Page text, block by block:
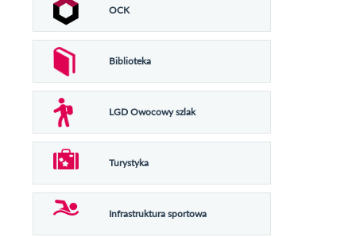
OCK
Biblioteka
LGD Owocowy szlak
Turystyka
Infrastruktura sportowa